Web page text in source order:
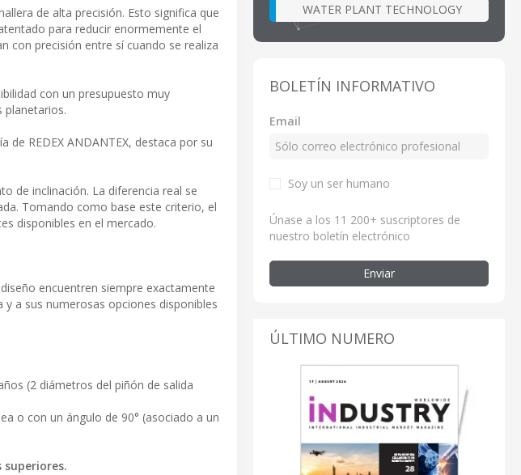
de alta precisión. Esto significa que
para reducir enormemente el
con precisión entre sí cuando se realiza
con un presupuesto muy
planetarios.
de REDEX ANDANTEX, destaca por su
de inclinación. La diferencia real se
Tomando como base este criterio, el
disponibles en el mercado.
encuentren siempre exactamente
a sus numerosas opciones disponibles
(2 diámetros del piñón de salida
o con un ángulo de 90° (asociado a un
WATER PLANT TECHNOLOGY
BOLETÍN INFORMATIVO
Email
Soy un ser humano
Únase a los 11 200+ suscriptores de
nuestro boletín electrónico
Enviar
ÚLTIMO NUMERO